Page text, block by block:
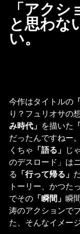
「アクシ
と思わな
い。
今作はタイトルの
り？フュリオサの
み時代」 を描いた
だったんですねー
くちゃ
「語る」
じ
のデスロード」は
る
「行って帰る」
トーリー、かつた
でその 「瞬間」 瞬
涛のアクションで
た、そんなイメー